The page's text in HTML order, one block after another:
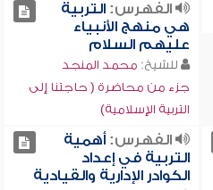
الفهرس:التربية
هي منهج الأنبياء
عليهم السلام
للشيخ: محمد المنجد
جزء من محاضرة ( حاجتنا إلى
التربية الإسلامية)
الفهرس:أهمية
التربية في إعداد
الكوادر الإدارية والقيادية